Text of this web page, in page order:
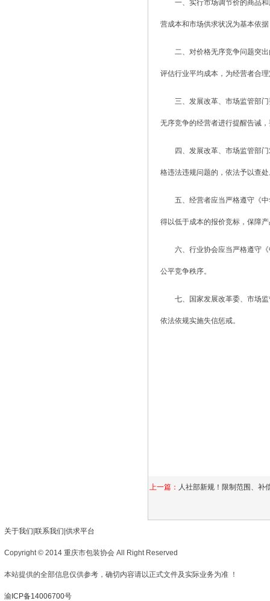
一、实行市场调节价的商品
营成本和市场供求状况为基本依
二、对价格无序竞争问题突
评估行业平均成本，为经营者合
三、发展改革、市场监管部
无序竞争的经营者进行提醒告诫
四、发展改革、市场监管部
格违法违规问题的，依法予以查
五、经营者应当严格遵守《
得以低于成本的报价竞标，保障
六、行业协会应当严格遵守
公平竞争秩序。
七、国家发展改革委、市场
依法依规实施失信惩戒。
上一篇： 人社部新规！限制范围、
关于我们|联系我们|供求平台
Copyright © 2014 重庆市包装协会 All Right Reserved
本站提供的全部信息仅供参考，确切内容请以正式文件及实际业务为准 ！
渝ICP备14006700号